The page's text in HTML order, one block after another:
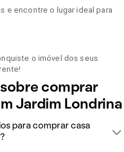
encontre o lugar ideal para
e encontre o lugar ideal para
o imóvel dos seus
o imóvel dos seus
comprar
Jardim Londrina
para comprar casa